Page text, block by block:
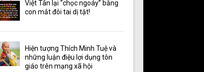
Việt Tân lại “chọc ngoáy” bằng
con mắt đôi tai dị tật!
Hiện tượng Thích Minh Tuệ và
những luận điệu lợi dụng tôn
giáo trên mạng xã hội